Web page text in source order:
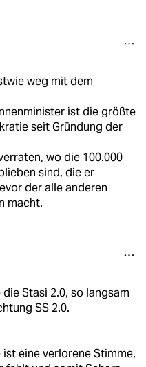
weg mit dem
ist die größte
seit Gründung der
wo die 100.000
sind, die er
der alle anderen
macht.
Stasi 2.0, so langsam
SS 2.0.
eine verlorene Stimme,